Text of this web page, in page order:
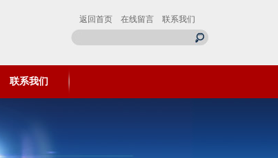
返回首页 在线留言 联系我们
联系我们